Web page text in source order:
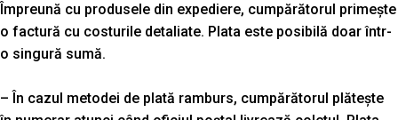
Împreună cu produsele din expediere, cumpărătorul primește
o factură cu costurile detaliate. Plata este posibilă doar într-
o singură sumă.
– În cazul metodei de plată ramburs, cumpărătorul plătește